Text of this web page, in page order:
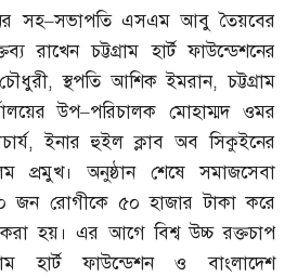
সহ–সভাপতি এসএম আবু তৈয়বের
রাখেন চট্টগ্রাম হার্ট ফাউন্ডেশনের
,স্থপতি আশিক ইমরান,চট্টগ্রাম
উপ–পরিচালক মোহাম্মদ ওমর
,ইনার হুইল ক্লাব অব সিকুইনের
প্রমুখ। অনুষ্ঠান শেষে সমাজসেবা
জন রোগীকে ৫০ হাজার টাকা করে
হয়। এর আগে বিশ্ব উচ্চ রক্তচাপ
হার্ট ফাউন্ডেশন ও বাংলাদেশ